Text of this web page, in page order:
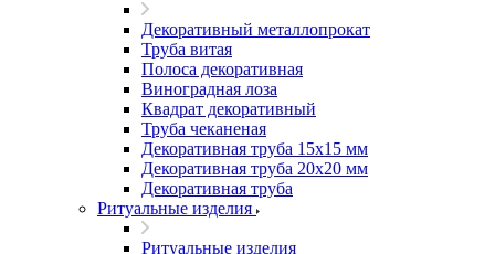
Декоративный металлопрокат
Труба витая
Полоса декоративная
Виноградная лоза
Квадрат декоративный
Труба чеканеная
Декоративная труба 15х15 мм
Декоративная труба 20х20 мм
Декоративная труба
Ритуальные изделия
Ритуальные изделия